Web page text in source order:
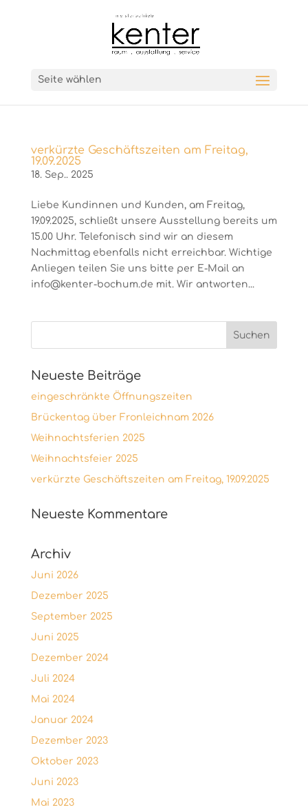
Seite wählen
verkürzte Geschäftszeiten am Freitag,
19.09.2025
18. Sep.. 2025
Liebe Kundinnen und Kunden, am Freitag,
19.09.2025, schließt unsere Ausstellung bereits um
15.00 Uhr. Telefonisch sind wir an diesem
Nachmittag ebenfalls nicht erreichbar. Wichtige
Anliegen teilen Sie uns bitte per E-Mail an
info@kenter-bochum.de mit. Wir antworten...
Neueste Beiträge
eingeschränkte Öffnungszeiten
Brückentag über Fronleichnam 2026
Weihnachtsferien 2025
Weihnachtsfeier 2025
verkürzte Geschäftszeiten am Freitag, 19.09.2025
Neueste Kommentare
Archiv
Juni 2026
Dezember 2025
September 2025
Juni 2025
Dezember 2024
Juli 2024
Mai 2024
Januar 2024
Dezember 2023
Oktober 2023
Juni 2023
Mai 2023